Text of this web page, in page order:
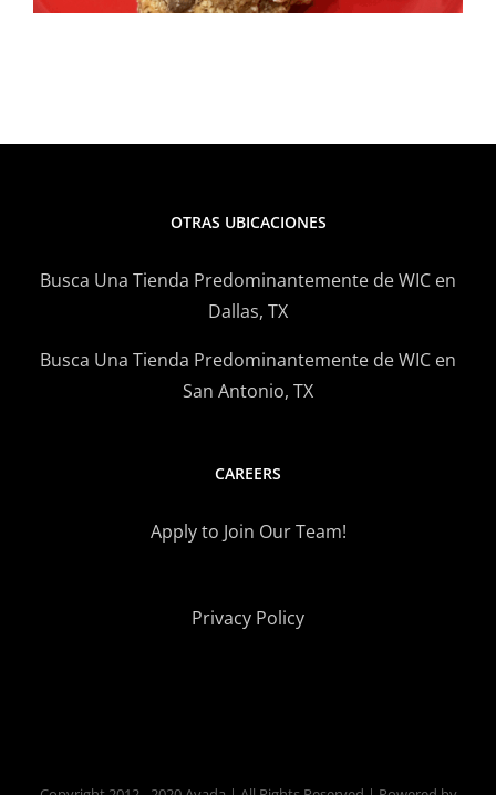
OTRAS UBICACIONES
Busca Una Tienda Predominantemente de WIC en
Dallas, TX
Busca Una Tienda Predominantemente de WIC en
San Antonio, TX
CAREERS
Apply to Join Our Team!
Privacy Policy